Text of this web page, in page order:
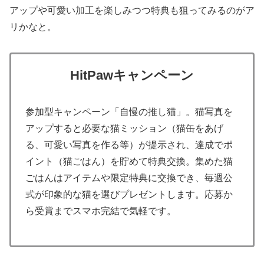
アップや可愛い加工を楽しみつつ特典も狙ってみるのがア
リかなと。
HitPawキャンペーン
参加型キャンペーン「自慢の推し猫」。猫写真を
アップすると必要な猫ミッション（猫缶をあげ
る、可愛い写真を作る等）が提示され、達成でポ
イント（猫ごはん）を貯めて特典交換。集めた猫
ごはんはアイテムや限定特典に交換でき、毎週公
式が印象的な猫を選びプレゼントします。応募か
ら受賞までスマホ完結で気軽です。